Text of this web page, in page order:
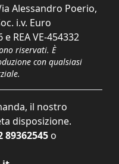
Alessandro Poerio,
i.v. Euro
e REA VE-454332
riservati. È
con qualsiasi
il nostro
disposizione.
89362545 o